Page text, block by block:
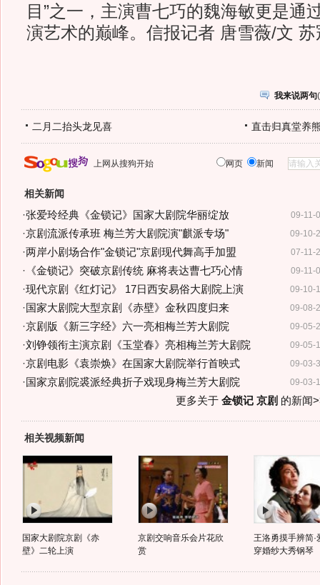
目”之一，主演曹七巧的魏海敏更是通
演艺术的巅峰。信报记者 唐雪薇/文 苏
我来说两句(
二月二抬头龙见喜 直击归真堂养
上网从搜狗开始 网页 新闻
相关新闻
09-11-
·张爱玲经典《金锁记》国家大剧院华丽绽放
09-10-
·京剧流派传承班 梅兰芳大剧院演"麒派专场"
07-11-
·两岸小剧场合作"金锁记"京剧现代舞高手加盟
09-11-
· 《金锁记》突破京剧传统 麻将表达曹七巧心情
09-10-
·现代京剧《红灯记》 17日西安易俗大剧院上演
09-08-
· 国家大剧院大型京剧《赤壁》金秋四度归来
09-05-
·京剧版《新三字经》六一亮相梅兰芳大剧院
09-05-
·刘铮领衔主演京剧《玉堂春》亮相梅兰芳大剧院
09-03-
·京剧电影《袁崇焕》在国家大剧院举行首映式
09-03-
· 国家京剧院裘派经典折子戏现身梅兰芳大剧院
更多关于 金锁记 京剧 的新闻
相关视频新闻
国家大剧院京剧《赤
壁》二轮上演
京剧交响音乐会片花欣
赏
王洛勇摸手辨简·
穿婚纱大秀钢琴